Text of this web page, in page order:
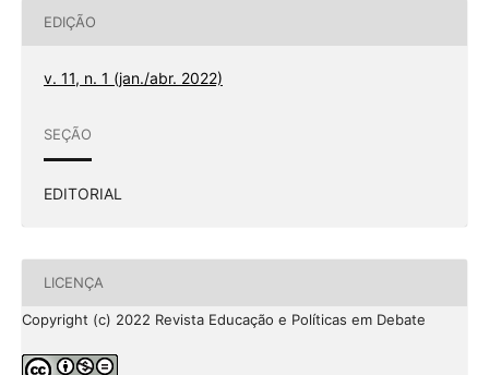
EDIÇÃO
v. 11, n. 1 (jan./abr. 2022)
SEÇÃO
EDITORIAL
LICENÇA
Copyright (c) 2022 Revista Educação e Políticas em Debate